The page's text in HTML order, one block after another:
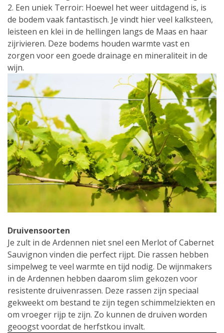
2. Een uniek Terroir: Hoewel het weer uitdagend is, is
de bodem vaak fantastisch. Je vindt hier veel kalksteen,
leisteen en klei in de hellingen langs de Maas en haar
zijrivieren. Deze bodems houden warmte vast en
zorgen voor een goede drainage en mineraliteit in de
wijn.
Druivensoorten
Je zult in de Ardennen niet snel een Merlot of Cabernet
Sauvignon vinden die perfect rijpt. Die rassen hebben
simpelweg te veel warmte en tijd nodig. De wijnmakers
in de Ardennen hebben daarom slim gekozen voor
resistente druivenrassen. Deze rassen zijn speciaal
gekweekt om bestand te zijn tegen schimmelziekten en
om vroeger rijp te zijn. Zo kunnen de druiven worden
geoogst voordat de herfstkou invalt.